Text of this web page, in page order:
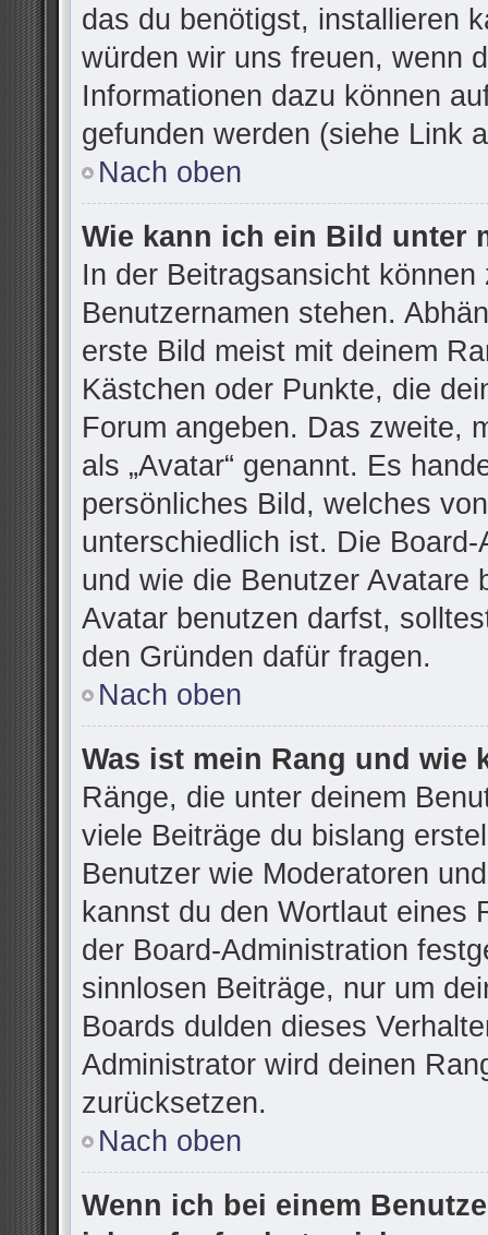
das du benötigst, installieren
würden wir uns freuen, wenn
Informationen dazu können
gefunden werden (siehe Link
Nach oben
Wie kann ich ein Bild unter
In der Beitragsansicht
Benutzernamen stehen.
erste Bild meist mit deinem
Kästchen oder Punkte, die
Forum angeben. Das zweite,
als „Avatar“ genannt. Es
persönliches Bild, welches
unterschiedlich ist. Die
und wie die Benutzer Avatare
Avatar benutzen darfst,
den Gründen dafür fragen.
Nach oben
Was ist mein Rang und wie
Ränge, die unter deinem
viele Beiträge du bislang
Benutzer wie Moderatoren
kannst du den Wortlaut eines
der Board-Administration
sinnlosen Beiträge, nur um
Boards dulden dieses
Administrator wird deinen
zurücksetzen.
Nach oben
Wenn ich bei einem